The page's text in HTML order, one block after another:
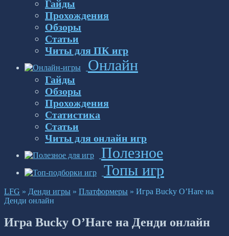
Гайды
Прохождения
Обзоры
Статьи
Читы для ПК игр
Онлайн
Гайды
Обзоры
Прохождения
Статистика
Статьи
Читы для онлайн игр
Полезное
Топы игр
LFG » Денди игры » Платформеры » Игра Bucky O’Hare на
Денди онлайн
Игра Bucky O’Hare на Денди онлайн